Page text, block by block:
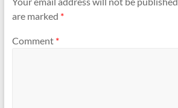
are marked *
Comment *